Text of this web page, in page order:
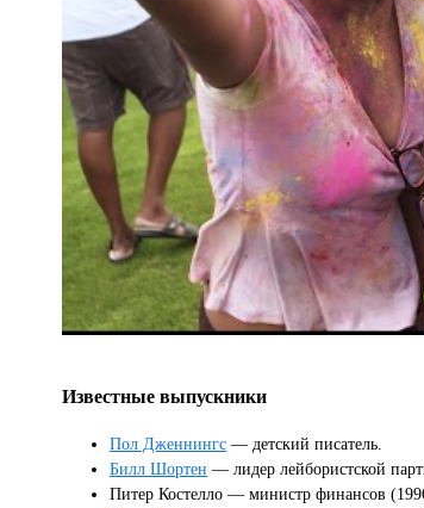
Известные выпускники
Пол Дженнингс — детский писатель.
Билл Шортен — лидер лейбористской
Питер Костелло — министр финансов